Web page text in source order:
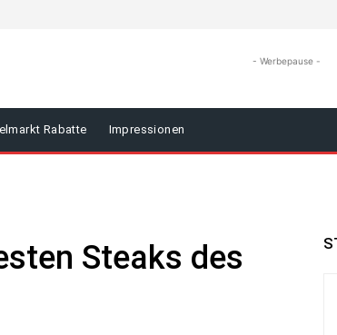
- Werbepause -
Rabatte Impressionen
Steaks des